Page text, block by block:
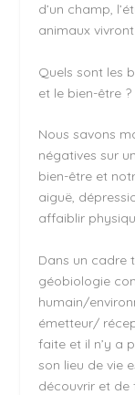
d’un champ,
animaux
Quels sont les
et le bien-être ?
Nous savons
négatives sur
bien-être et
aiguë,
affaiblir
Dans un cadre
géobiologie
humain/
émetteur/
faite et il n’y a
son lieu de vie
découvrir et de